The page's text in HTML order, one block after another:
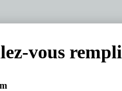
vous